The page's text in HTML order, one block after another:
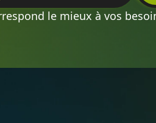
le mieux à vos